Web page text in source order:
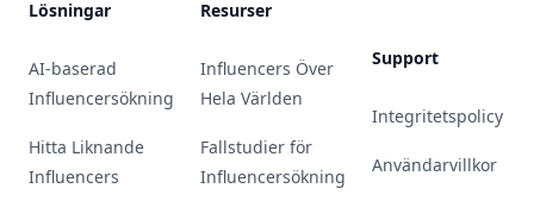
Lösningar
AI-baserad
Influencersökning
Hitta Liknande
Influencers
Resurser
Influencers Över
Hela Världen
Fallstudier för
Influencersökning
Support
Integritetspolicy
Användarvillkor